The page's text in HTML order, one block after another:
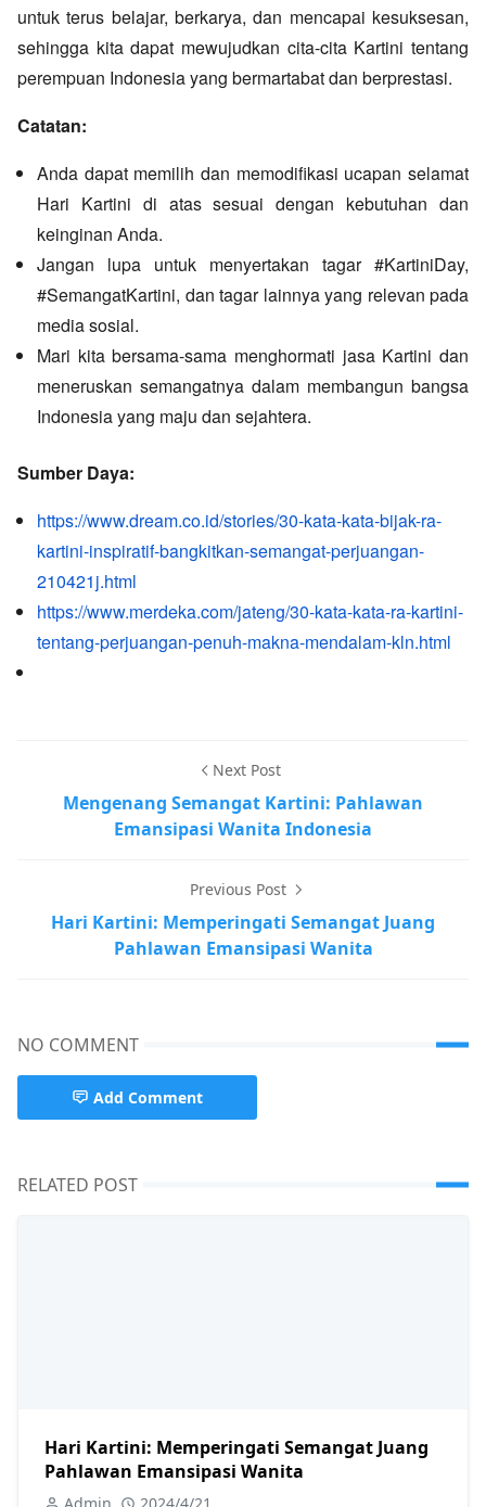
untuk terus belajar, berkarya, dan mencapai kesuksesan,
sehingga kita dapat mewujudkan cita-cita Kartini tentang
perempuan Indonesia yang bermartabat dan berprestasi.
Catatan:
Anda dapat memilih dan memodifikasi ucapan selamat
Hari Kartini di atas sesuai dengan kebutuhan dan
keinginan Anda.
Jangan lupa untuk menyertakan tagar #KartiniDay,
#SemangatKartini, dan tagar lainnya yang relevan pada
media sosial.
Mari kita bersama-sama menghormati jasa Kartini dan
meneruskan semangatnya dalam membangun bangsa
Indonesia yang maju dan sejahtera.
Sumber Daya:
https://www.dream.co.id/stories/30-kata-kata-bijak-ra-
kartini-inspiratif-bangkitkan-semangat-perjuangan-
210421j.html
https://www.merdeka.com/jateng/30-kata-kata-ra-kartini-
tentang-perjuangan-penuh-makna-mendalam-kln.html
Next Post
Mengenang Semangat Kartini: Pahlawan
Emansipasi Wanita Indonesia
Previous Post
Hari Kartini: Memperingati Semangat Juang
Pahlawan Emansipasi Wanita
NO COMMENT
Add Comment
RELATED POST
Hari Kartini: Memperingati Semangat Juang
Pahlawan Emansipasi Wanita